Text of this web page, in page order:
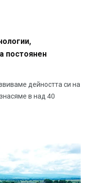
постоянен
дейността си на
в над 40